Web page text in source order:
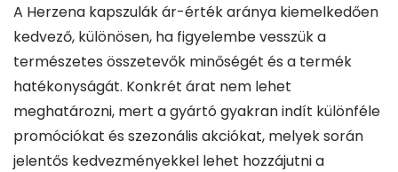
A Herzena kapszulák ár-érték aránya kiemelkedően
kedvező, különösen, ha figyelembe vesszük a
természetes összetevők minőségét és a termék
hatékonyságát. Konkrét árat nem lehet
meghatározni, mert a gyártó gyakran indít különféle
promóciókat és szezonális akciókat, melyek során
jelentős kedvezményekkel lehet hozzájutni a